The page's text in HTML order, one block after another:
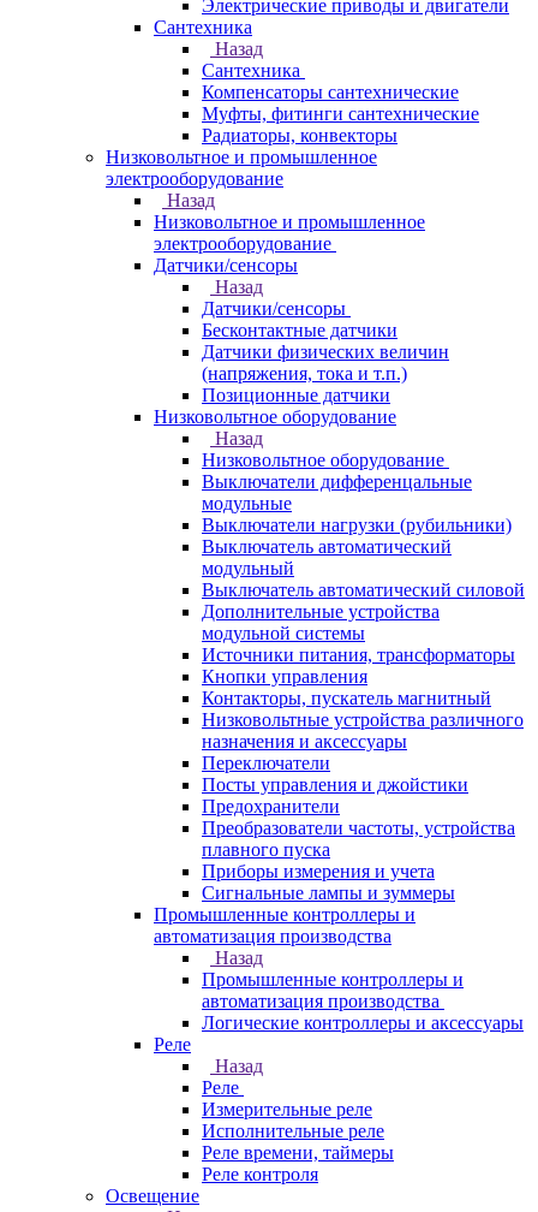
Электрические приводы и двигатели
Сантехника
Назад
Сантехника
Компенсаторы сантехнические
Муфты, фитинги сантехнические
Радиаторы, конвекторы
Низковольтное и промышленное
электрооборудование
Назад
Низковольтное и промышленное
электрооборудование
Датчики/сенсоры
Назад
Датчики/сенсоры
Бесконтактные датчики
Датчики физических величин
(напряжения, тока и т.п.)
Позиционные датчики
Низковольтное оборудование
Назад
Низковольтное оборудование
Выключатели дифференцальные
модульные
Выключатели нагрузки (рубильники)
Выключатель автоматический
модульный
Выключатель автоматический силовой
Дополнительные устройства
модульной системы
Источники питания, трансформаторы
Кнопки управления
Контакторы, пускатель магнитный
Низковольтные устройства различного
назначения и аксессуары
Переключатели
Посты управления и джойстики
Предохранители
Преобразователи частоты, устройства
плавного пуска
Приборы измерения и учета
Сигнальные лампы и зуммеры
Промышленные контроллеры и
автоматизация производства
Назад
Промышленные контроллеры и
автоматизация производства
Логические контроллеры и аксессуары
Реле
Назад
Реле
Измерительные реле
Исполнительные реле
Реле времени, таймеры
Реле контроля
Освещение